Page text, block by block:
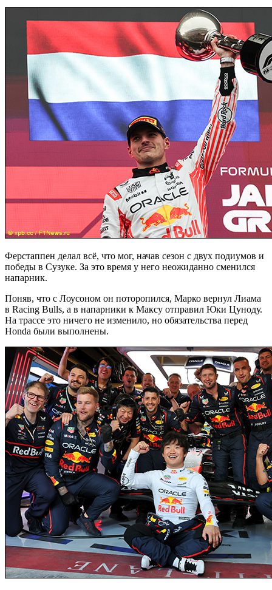
Ферстаппен делал всё, что мог, начав сезон с двух подиумов и
победы в Сузуке. За это время у него неожиданно сменился
напарник.
Поняв, что с Лоусоном он поторопился, Марко вернул Лиама
в Racing Bulls, а в напарники к Максу отправил Юки Цуноду.
На трассе это ничего не изменило, но обязательства перед
Honda были выполнены.